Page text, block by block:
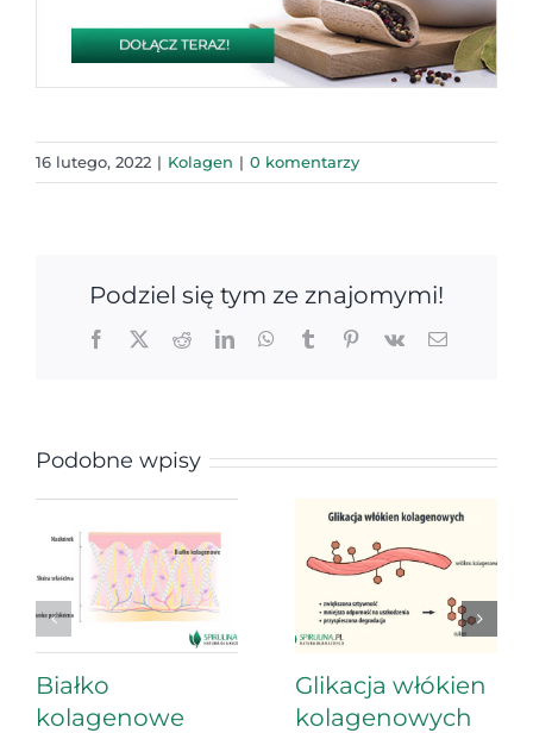
16 lutego, 2022 | Kolagen | 0 komentarzy
Podziel się tym ze znajomymi!
Facebook
X RedditLinkedInWhatsApp
TumblrPinterest
Vk Email
Podobne wpisy
Białko
kolagenowe
Glikacja włókien
kolagenowych